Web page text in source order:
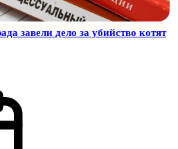
завели дело за убийство котят